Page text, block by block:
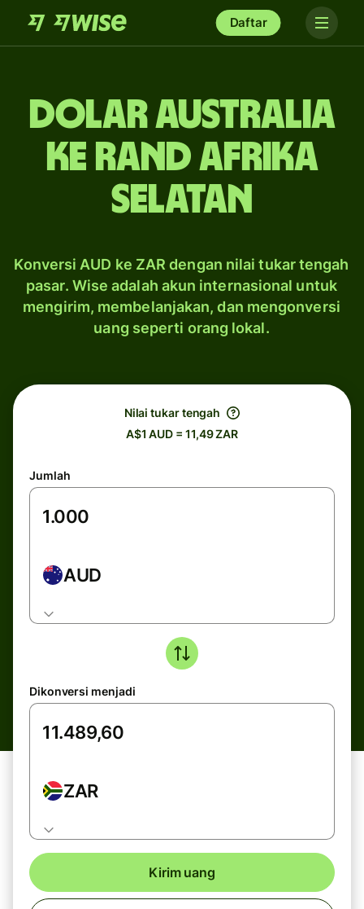
Daftar
dolar Australia
ke rand Afrika
Selatan
Konversi AUD ke ZAR dengan nilai tukar tengah
pasar. Wise adalah akun internasional untuk
mengirim, membelanjakan, dan mengonversi
uang seperti orang lokal.
Nilai tukar tengah
A$1 AUD = 11,49 ZAR
Jumlah
AUD
Dikonversi menjadi
ZAR
Kirim uang